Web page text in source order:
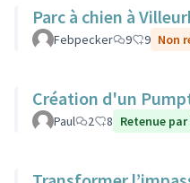
Parc à chien à
Febpecker 9 9 Non
Création d'un
Paul 2 8 Retenue